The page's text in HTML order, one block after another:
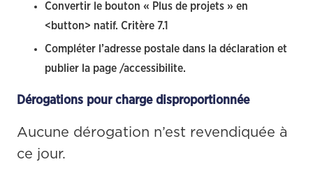
Convertir le bouton « Plus de projets » en
<button> natif. Critère 7.1
Compléter l’adresse postale dans la déclaration et
publier la page /accessibilite.
Dérogations pour charge disproportionnée
Aucune dérogation n’est revendiquée à
ce jour.